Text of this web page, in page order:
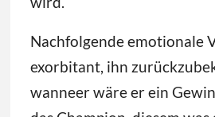
Nachfolgende emotionale
exorbitant, ihn
wanneer wäre er ein